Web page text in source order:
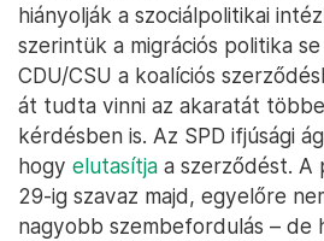
hiányolják a szociálpolitikai
szerintük a migrációs politika
CDU/CSU a koalíciós
át tudta vinni az akaratát
kérdésben is. Az SPD ifjúsági
hogy elutasítja a szerződést. A
29-ig szavaz majd, egyelőre
nagyobb szembefordulás – de